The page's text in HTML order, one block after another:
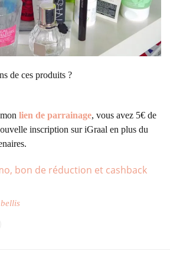
de ces produits ?
lien de parrainage, vous avez 5€ de
inscription sur iGraal en plus du